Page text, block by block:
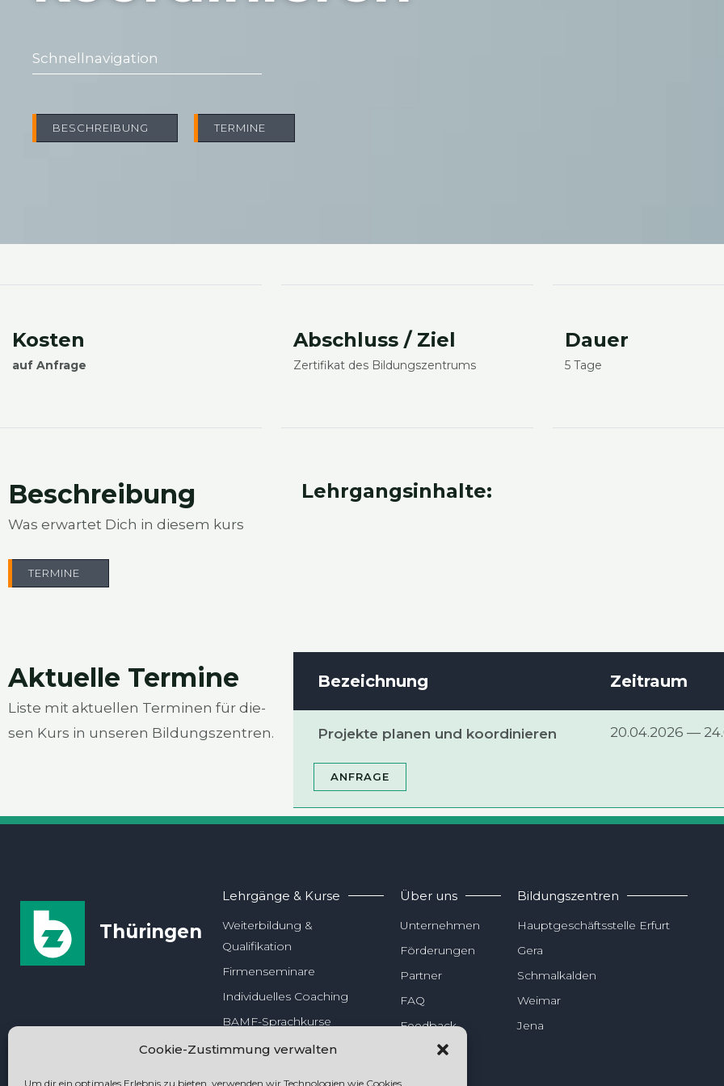
Cookie-Zustimmung verwalten
Um dir ein optimales Erlebnis zu bieten, verwenden wir Technologien wie Cookies,
Schnell­na­vi­ga­ti­on
BESCHREI­BUNG TER­MI­NE
Kos­ten
auf Anfra­ge
Abschluss / Ziel
Zer­ti­fi­kat des Bil­dungs­zen­trums
Dau­er
5 Tage
Beschrei­bung
Was erwar­tet Dich in die­sem kurs
TER­MI­NE
Lehr­gangs­in­hal­te:
Aktu­el­le Ter­mi­ne
Lis­te mit aktu­el­len Ter­mi­nen für die­
sen Kurs in unse­ren Bil­dungs­zen­tren.
Bezeich­nung Zeit­raum
Pro­jek­te pla­nen und koor­di­nie­ren
ANFRA­GE
20.04.2026 —
Thüringen
Lehrgänge & Kurse
Weiterbildung &
Qualifikation
Firmenseminare
Individuelles Coaching
BAMF-Sprachkurse
Ergänzungslehrgänge
Über uns
Unternehmen
Förderungen
Partner
FAQ
Feedback
Dein Weg
Bildungszentren
Hauptgeschäftsstelle Erfurt
Gera
Schmalkalden
Weimar
Jena